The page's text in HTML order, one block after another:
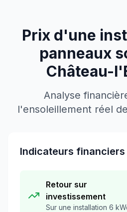
Prix d'une
panneaux
Château-
Analyse
l'ensoleillement réel
Indicateurs financiers
Retour sur
investissement
Sur une installation 6